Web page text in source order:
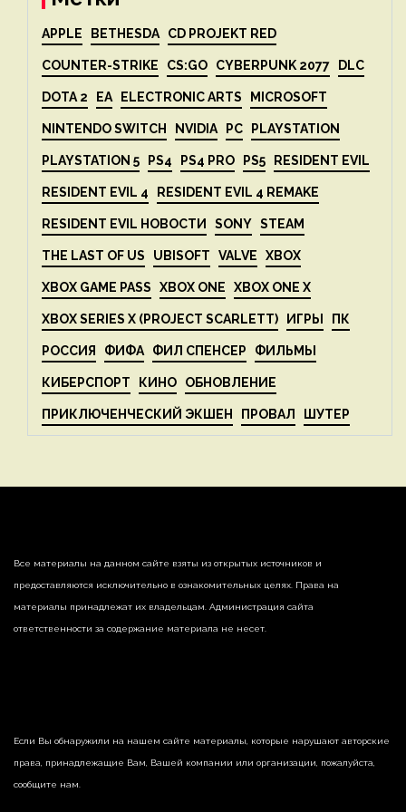
APPLE BETHESDA CD PROJEKT RED
COUNTER-STRIKE CS:GO CYBERPUNK 2077 DLC
DOTA 2 EA ELECTRONIC ARTS MICROSOFT
NINTENDO SWITCH NVIDIA PC PLAYSTATION
PLAYSTATION 5 PS4 PS4 PRO PS5 RESIDENT EVIL
RESIDENT EVIL 4 RESIDENT EVIL 4 REMAKE
RESIDENT EVIL НОВОСТИ SONY STEAM
THE LAST OF US UBISOFT VALVE XBOX
XBOX GAME PASS XBOX ONE XBOX ONE X
XBOX SERIES X (PROJECT SCARLETT) ИГРЫ ПК
РОССИЯ ФИФА ФИЛ СПЕНСЕР ФИЛЬМЫ
КИБЕРСПОРТ КИНО ОБНОВЛЕНИЕ
ПРИКЛЮЧЕНЧЕСКИЙ ЭКШЕН ПРОВАЛ ШУТЕР
Все материалы на данном сайте взяты из открытых источников и
предоставляются исключительно в ознакомительных целях. Права на
материалы принадлежат их владельцам. Администрация сайта
ответственности за содержание материала не несет.
Если Вы обнаружили на нашем сайте материалы, которые нарушают авторские
права, принадлежащие Вам, Вашей компании или организации, пожалуйста,
сообщите нам.